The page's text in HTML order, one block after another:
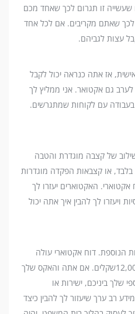
שעשייה זו תגרום לכך שאחד מכם
לכך שאתם מקריבים. אם לכל אחד
עצות לגביהם.
אז אתה כנראה יכול לקבל
לערב גם אקטואר. אני ממליץ לך
בעבודה עם לקוחות שמתגרשים.
של קצבה מוגדרת והטבה
או קצבאות הפקדה מוגדרות
האקטוארים יעזרו לך
ויעזרו לך להבין איך אתה יכול
הנוספת. דוח אקטוארי עולה
בדרך כלל באזור של 7,000 עד 12,000שקלים. אם אתה והאקס שלך
שלך ביניכם, ישירות או
רב ערך שיעזור לך להבין כיצד